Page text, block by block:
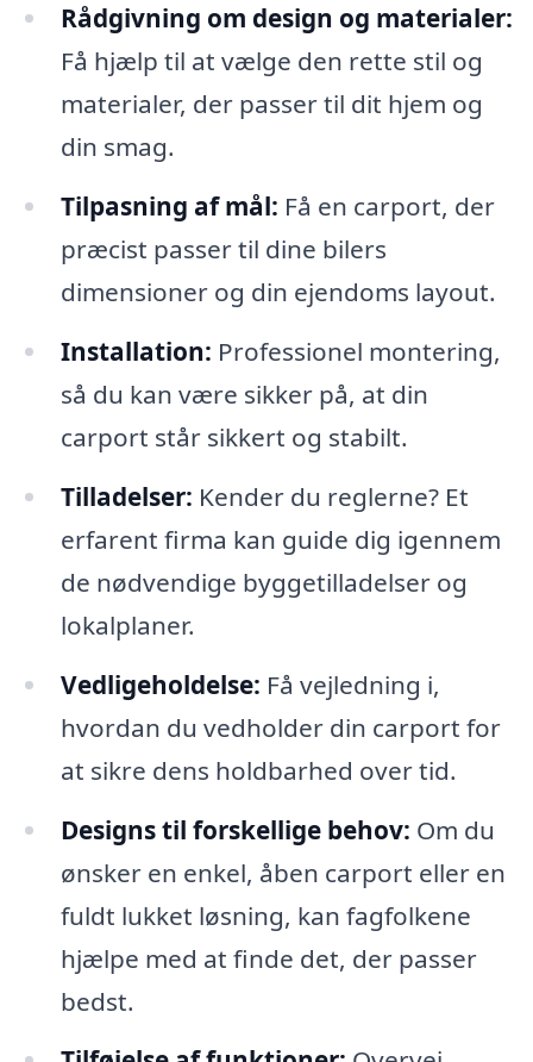
Rådgivning om design og materialer:
Få hjælp til at vælge den rette stil og
materialer, der passer til dit hjem og
din smag.
Tilpasning af mål: Få en carport, der
præcist passer til dine bilers
dimensioner og din ejendoms layout.
Installation: Professionel montering,
så du kan være sikker på, at din
carport står sikkert og stabilt.
Tilladelser: Kender du reglerne? Et
erfarent firma kan guide dig igennem
de nødvendige byggetilladelser og
lokalplaner.
Vedligeholdelse: Få vejledning i,
hvordan du vedholder din carport for
at sikre dens holdbarhed over tid.
Designs til forskellige behov: Om du
ønsker en enkel, åben carport eller en
fuldt lukket løsning, kan fagfolkene
hjælpe med at finde det, der passer
bedst.